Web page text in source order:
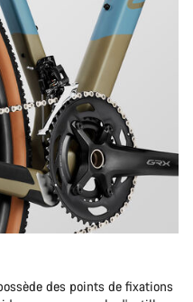
des points de fixations